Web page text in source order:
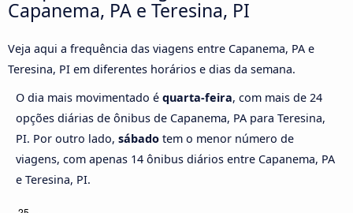
Capanema, PA e Teresina, PI
Veja aqui a frequência das viagens entre Capanema, PA e
Teresina, PI em diferentes horários e dias da semana.
O dia mais movimentado é quarta-feira, com mais de 24
opções diárias de ônibus de Capanema, PA para Teresina,
PI. Por outro lado, sábado tem o menor número de
viagens, com apenas 14 ônibus diários entre Capanema, PA
e Teresina, PI.